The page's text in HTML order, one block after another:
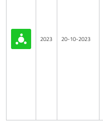
2023 20-10-2023